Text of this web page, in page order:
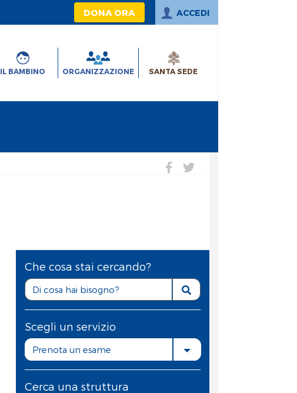
DONA ORA ACCEDI
IL BAMBINO ORGANIZZAZIONE SANTA SEDE
Che cosa stai cercando?
Scegli un servizio
Prenota un esame
Cerca una struttura